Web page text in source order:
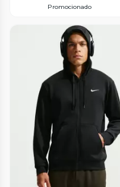
Promocionado